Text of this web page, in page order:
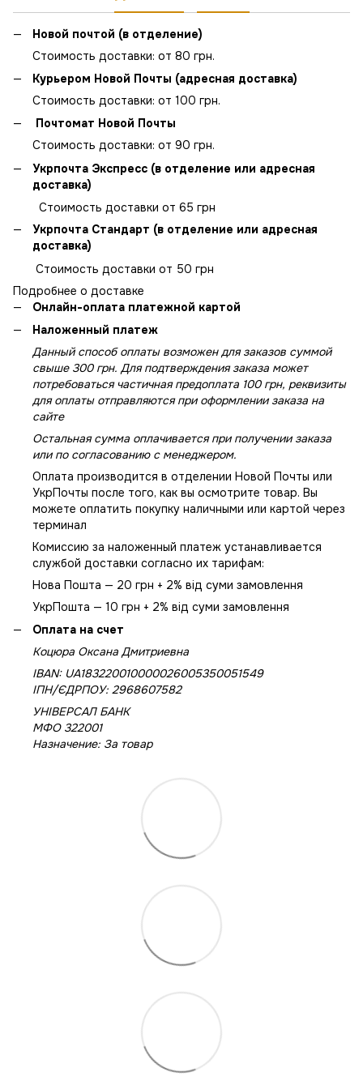
Новой почтой (в отделение)
Стоимость доставки: от 80 грн.
Курьером Новой Почты (адресная доставка)
Стоимость доставки: от 100 грн.
Почтомат Новой Почты
Стоимость доставки: от 90 грн.
Укрпочта Экспресс (в отделение или адресная
доставка)
Стоимость доставки от 65 грн
Укрпочта Стандарт (в отделение или адресная
доставка)
Стоимость доставки от 50 грн
Подробнее о доставке
Онлайн-оплата платежной картой
Наложенный платеж
Данный способ оплаты возможен для заказов суммой
свыше 300 грн. Для подтверждения заказа может
потребоваться частичная предоплата 100 грн, реквизиты
для оплаты отправляются при оформлении заказа на
сайте
Остальная сумма оплачивается при получении заказа
или по согласованию с менеджером.
Оплата производится в отделении Новой Почты или
УкрПочты после того, как вы осмотрите товар. Вы
можете оплатить покупку наличными или картой через
терминал
Комиссию за наложенный платеж устанавливается
службой доставки согласно их тарифам:
Нова Пошта — 20 грн + 2% від суми замовлення
УкрПошта — 10 грн + 2% від суми замовлення
Оплата на счет
Коцюра Оксана Дмитриевна
IBAN: UA183220010000026005350051549
IПН/ЄДРПОУ: 2968607582
УНІВЕРСАЛ БАНК
МФО 322001
Назначение: За товар